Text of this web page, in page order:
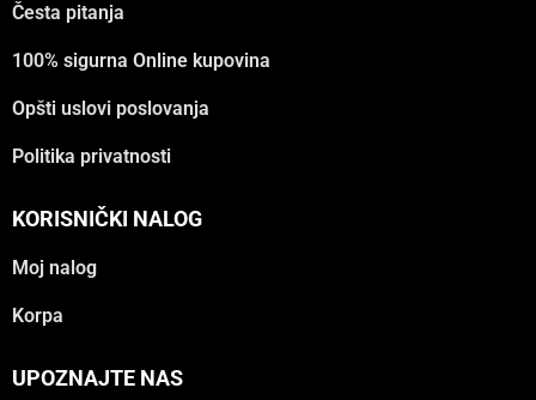
Česta pitanja
100% sigurna Online kupovina
Opšti uslovi poslovanja
Politika privatnosti
KORISNIČKI NALOG
Moj nalog
Korpa
UPOZNAJTE NAS